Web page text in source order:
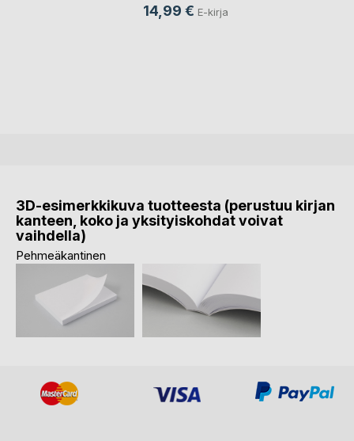
14,99 € E-kirja
3D-esimerkkikuva tuotteesta (perustuu kirjan
kanteen, koko ja yksityiskohdat voivat
vaihdella)
Pehmeäkantinen